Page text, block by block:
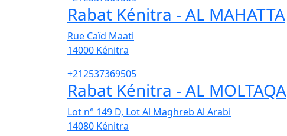
Rabat Kénitra - AL MAHATTA
Rue Caïd Maati
14000 Kénitra
+212537369505
Rabat Kénitra - AL MOLTAQA
Lot n° 149 D, Lot Al Maghreb Al Arabi
14080 Kénitra